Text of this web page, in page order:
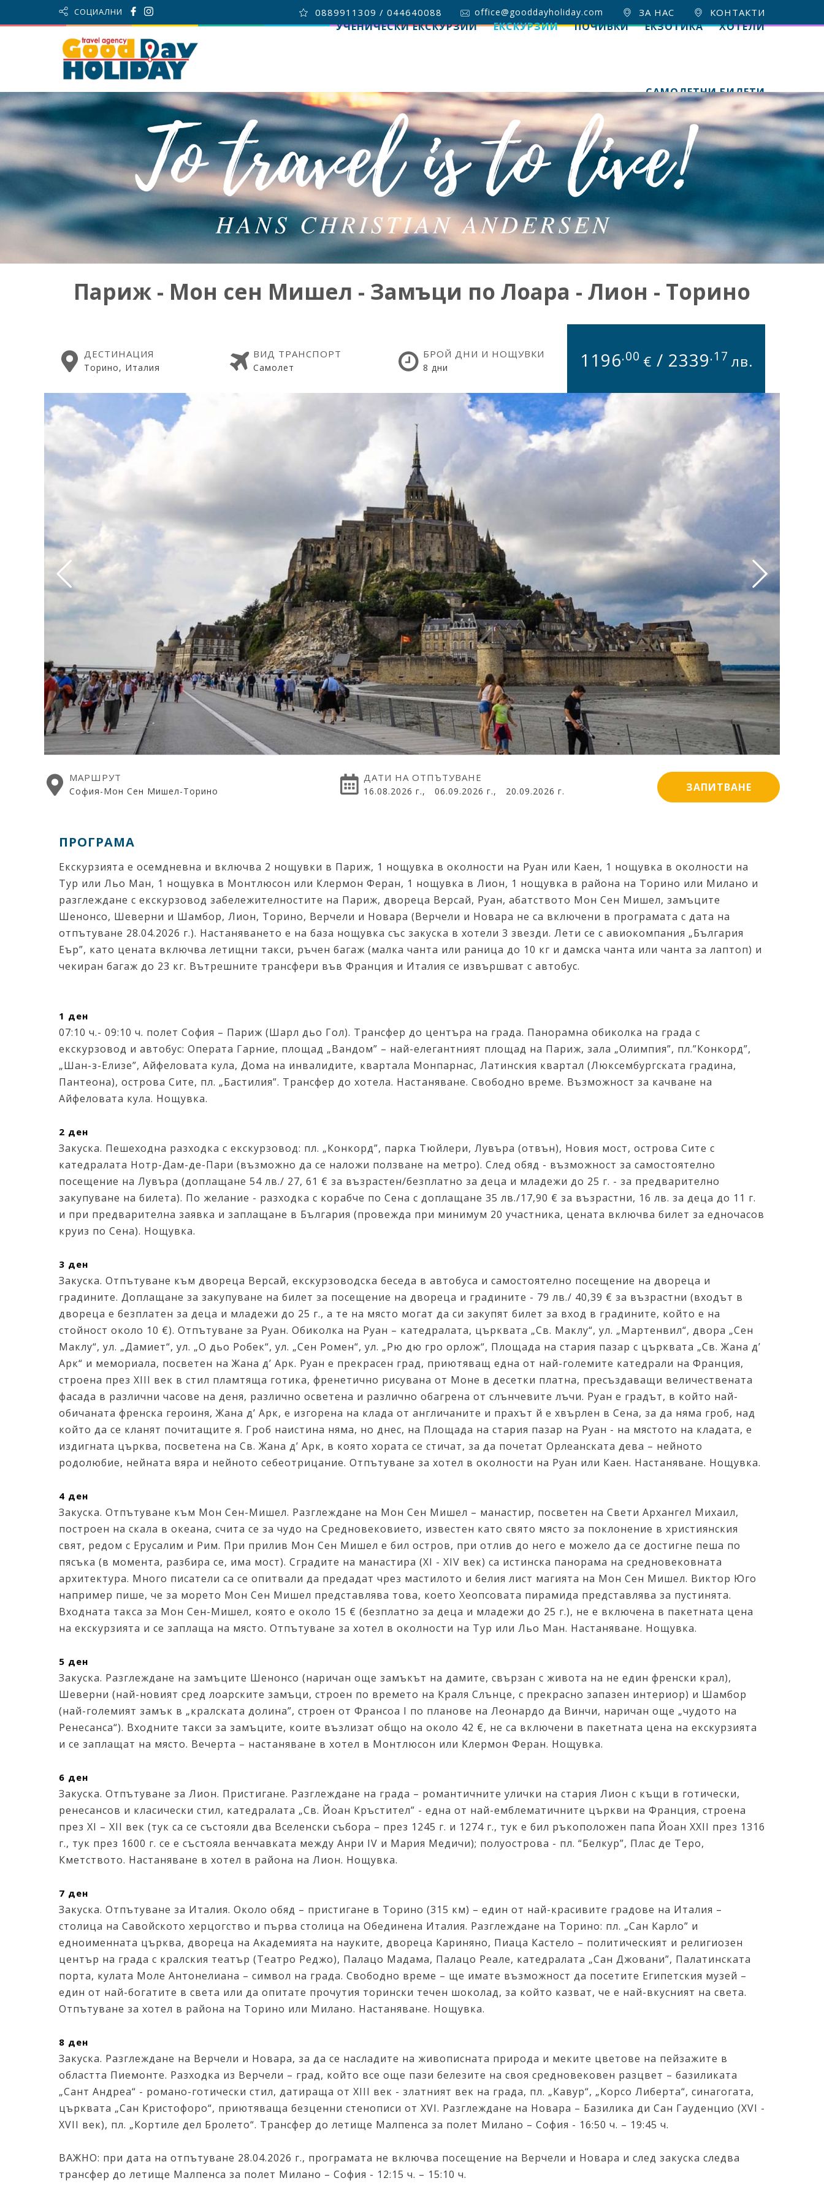
СОЦИАЛНИ 0889911309 / 044640088 office@gooddayholiday.com ЗА НАС КОНТАКТИ
УЧЕНИЧЕСКИ ЕКСКУРЗИИ ЕКСКУРЗИИ ПОЧИВКИ ЕКЗОТИКА ХОТЕЛИ
САМОЛЕТНИ БИЛЕТИ
Париж - Мон сен Мишел - Замъци по Лоара - Лион - Торино
ДЕСТИНАЦИЯ
Торино, Италия
ВИД ТРАНСПОРТ
Самолет
БРОЙ ДНИ И НОЩУВКИ
8 дни 1196.00 € / 2339.17 лв.
МАРШРУТ
София-Мон Сен Мишел-Торино
ДАТИ НА ОТПЪТУВАНЕ
16.08.2026 г., 06.09.2026 г., 20.09.2026 г. ЗАПИТВАНЕ
ПРОГРАМА
Екскурзията е осемдневна и включва 2 нощувки в Париж, 1 нощувка в околности на Руан или Каен, 1 нощувка в околности на
Тур или Льо Ман, 1 нощувка в Монтлюсон или Клермон Феран, 1 нощувка в Лион, 1 нощувка в района на Торино или Милано и
разглеждане с екскурзовод забележителностите на Париж, двореца Версай, Руан, абатството Мон Сен Мишел, замъците
Шенонсо, Шеверни и Шамбор, Лион, Торино, Верчели и Новара (Верчели и Новара не са включени в програмата с дата на
отпътуване 28.04.2026 г.). Настаняването е на база нощувка със закуска в хотели 3 звезди. Лети се с авиокомпания „България
Еър”, като цената включва летищни такси, ръчен багаж (малка чанта или раница до 10 кг и дамска чанта или чанта за лаптоп) и
чекиран багаж до 23 кг. Вътрешните трансфери във Франция и Италия се извършват с автобус.
1 ден
07:10 ч.- 09:10 ч. полет София – Париж (Шарл дьо Гол). Трансфер до центъра на града. Панорамна обиколка на града с
екскурзовод и автобус: Операта Гарние, площад „Вандом” – най-елегантният площад на Париж, зала „Олимпия”, пл.”Конкорд”,
„Шан-з-Елизе”, Айфеловата кула, Дома на инвалидите, квартала Монпарнас, Латинския квартал (Люксембургската градина,
Пантеона), острова Сите, пл. „Бастилия”. Трансфер до хотела. Настаняване. Свободно време. Възможност за качване на
Айфеловата кула. Нощувка.
2 ден
Закуска. Пешеходна разходка с екскурзовод: пл. „Конкорд”, парка Тюйлери, Лувъра (отвън), Новия мост, острова Сите с
катедралата Нотр-Дам-де-Пари (възможно да се наложи ползване на метро). След обяд - възможност за самостоятелно
посещение на Лувъра (доплащане 54 лв./ 27, 61 € за възрастен/безплатно за деца и младежи до 25 г. - за предварително
закупуване на билета). По желание - разходка с корабче по Сена с доплащане 35 лв./17,90 € за възрастни, 16 лв. за деца до 11 г.
и при предварителна заявка и заплащане в България (провежда при минимум 20 участника, цената включва билет за едночасов
круиз по Сена). Нощувка.
3 ден
Закуска. Отпътуване към двореца Версай, екскурзоводска беседа в автобуса и самостоятелно посещение на двореца и
градините. Доплащане за закупуване на билет за посещение на двореца и градините - 79 лв./ 40,39 € за възрастни (входът в
двореца е безплатен за деца и младежи до 25 г., а те на място могат да си закупят билет за вход в градините, който е на
стойност около 10 €). Отпътуване за Руан. Обиколка на Руан – катедралата, църквата „Св. Маклу“, ул. „Мартенвил“, двора „Сен
Маклу“, ул. „Дамиет“, ул. „О дьо Робек“, ул. „Сен Ромен“, ул. „Рю дю гро орлож“, Площада на стария пазар с църквата „Св. Жана д’
Арк“ и мемориала, посветен на Жана д’ Арк. Руан е прекрасен град, приютяващ една от най-големите катедрали на Франция,
строена през XIII век в стил пламтяща готика, френетично рисувана от Моне в десетки платна, пресъздаващи величествената
фасада в различни часове на деня, различно осветена и различно обагрена от слънчевите лъчи. Руан е градът, в който най-
обичаната френска героиня, Жана д’ Арк, е изгорена на клада от англичаните и прахът й е хвърлен в Сена, за да няма гроб, над
който да се кланят почитащите я. Гроб наистина няма, но днес, на Площада на стария пазар на Руан - на мястото на кладата, е
издигната църква, посветена на Св. Жана д’ Арк, в която хората се стичат, за да почетат Орлеанската дева – нейното
родолюбие, нейната вяра и нейното себеотрицание. Отпътуване за хотел в околности на Руан или Каен. Настаняване. Нощувка.
4 ден
Закуска. Отпътуване към Мон Сен-Мишел. Разглеждане на Мон Сен Мишел – манастир, посветен на Свети Архангел Михаил,
построен на скала в океана, счита се за чудо на Средновековието, известен като свято място за поклонение в християнския
свят, редом с Ерусалим и Рим. При прилив Мон Сен Мишел е бил остров, при отлив до него е можело да се достигне пеша по
пясъка (в момента, разбира се, има мост). Сградите на манастира (XI - XIV век) са истинска панорама на средновековната
архитектура. Много писатели са се опитвали да предадат чрез мастилото и белия лист магията на Мон Сен Мишел. Виктор Юго
например пише, че за морето Мон Сен Мишел представлява това, което Хеопсовата пирамида представлява за пустинята.
Входната такса за Мон Сен-Мишел, която е около 15 € (безплатно за деца и младежи до 25 г.), не е включена в пакетната цена
на екскурзията и се заплаща на място. Отпътуване за хотел в околности на Тур или Льо Ман. Настаняване. Нощувка.
5 ден
Закуска. Разглеждане на замъците Шенонсо (наричан още замъкът на дамите, свързан с живота на не един френски крал),
Шеверни (най-новият сред лоарските замъци, строен по времето на Краля Слънце, с прекрасно запазен интериор) и Шамбор
(най-големият замък в „кралската долина”, строен от Франсоа I по планове на Леонардо да Винчи, наричан още „чудото на
Ренесанса“). Входните такси за замъците, коите възлизат общо на около 42 €, не са включени в пакетната цена на екскурзията
и се заплащат на място. Вечерта – настаняване в хотел в Монтлюсон или Клермон Феран. Нощувка.
6 ден
Закуска. Отпътуване за Лион. Пристигане. Разглеждане на града – романтичните улички на стария Лион с къщи в готически,
ренесансов и класически стил, катедралата „Св. Йоан Кръстител” - една от най-емблематичните църкви на Франция, строена
през XI – XII век (тук са се състояли два Вселенски събора – през 1245 г. и 1274 г., тук е бил ръкоположен папа Йоан XXII през 1316
г., тук през 1600 г. се е състояла венчавката между Анри IV и Мария Медичи); полуострова - пл. “Белкур”, Плас де Теро,
Кметството. Настаняване в хотел в района на Лион. Нощувка.
7 ден
Закуска. Отпътуване за Италия. Около обяд – пристигане в Торино (315 км) – един от най-красивите градове на Италия –
столица на Савойското херцогство и първа столица на Обединена Италия. Разглеждане на Торино: пл. „Сан Карло” и
едноименната църква, двореца на Академията на науките, двореца Кариняно, Пиаца Кастело – политическият и религиозен
център на града с кралския театър (Театро Реджо), Палацо Мадама, Палацо Реале, катедралата „Сан Джовани”, Палатинската
порта, кулата Моле Антонелиана – символ на града. Свободно време – ще имате възможност да посетите Египетския музей –
един от най-богатите в света или да опитате прочутия торински течен шоколад, за който казват, че е най-вкусният на света.
Отпътуване за хотел в района на Торино или Милано. Настаняване. Нощувка.
8 ден
Закуска. Разглеждане на Верчели и Новара, за да се насладите на живописната природа и меките цветове на пейзажите в
областта Пиемонте. Разходка из Верчели – град, който все още пази белезите на своя средновековен разцвет – базиликата
„Сант Андреа“ - романо-готически стил, датираща от XIII век - златният век на града, пл. „Кавур“, „Корсо Либерта“, синагогата,
църквата „Сан Кристофоро“, приютяваща безценни стенописи от XVI. Разглеждане на Новара – Базилика ди Сан Гауденцио (XVI -
XVII век), пл. „Кортиле дел Бролето“. Трансфер до летище Малпенса за полет Милано – София - 16:50 ч. – 19:45 ч.
ВАЖНО: при дата на отпътуване 28.04.2026 г., програмата не включва посещение на Верчели и Новара и след закуска следва
трансфер до летище Малпенса за полет Милано – София - 12:15 ч. – 15:10 ч.